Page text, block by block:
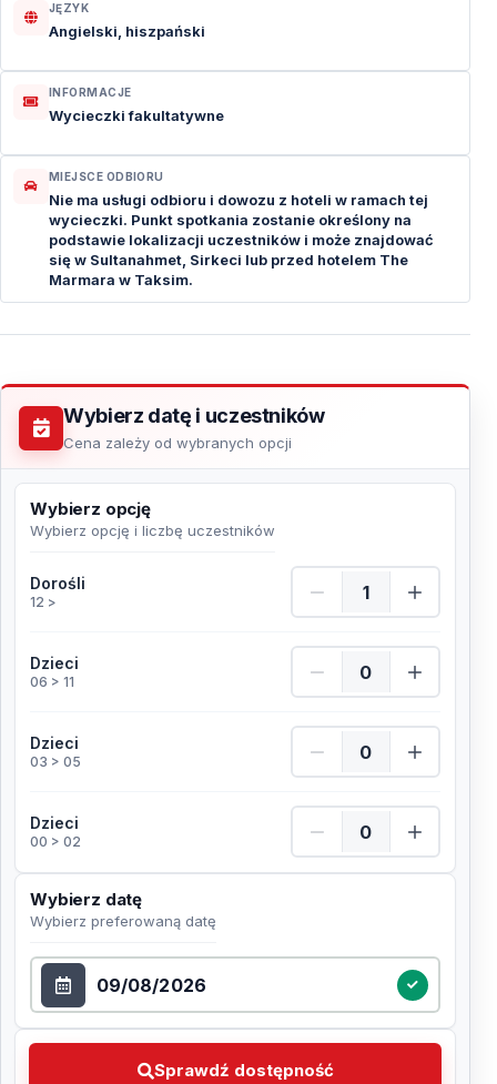
JĘZYK
Angielski, hiszpański
INFORMACJE
Wycieczki fakultatywne
MIEJSCE ODBIORU
Nie ma usługi odbioru i dowozu z hoteli w ramach tej
wycieczki. Punkt spotkania zostanie określony na
podstawie lokalizacji uczestników i może znajdować
się w Sultanahmet, Sirkeci lub przed hotelem The
Marmara w Taksim.
Wybierz datę i uczestników
Cena zależy od wybranych opcji
Wybierz opcję
Wybierz opcję i liczbę uczestników
Dorośli
12 >
Dorośli Ilość
Dzieci
06 > 11
Dzieci Ilość
Dzieci
03 > 05
Dzieci Ilość
Dzieci
00 > 02
Dzieci Ilość
Wybierz datę
Wybierz preferowaną datę
Wybierz datę
Sprawdź dostępność
Sprawdź dostępność Wybierz preferowaną datę